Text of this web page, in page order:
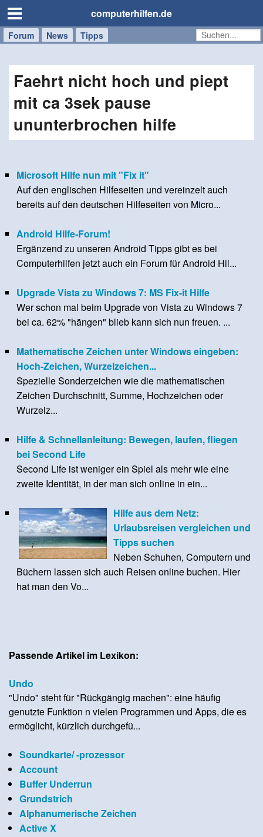
computerhilfen.de
Forum News Tipps
Handy
Windows
Mac
Faehrt nicht hoch und piept
mit ca 3sek pause
ununterbrochen hilfe
Microsoft Hilfe nun mit "Fix it"
Auf den englischen Hilfeseiten und vereinzelt auch
bereits auf den deutschen Hilfeseiten von Micro...
Android Hilfe-Forum!
Ergänzend zu unseren Android Tipps gibt es bei
Computerhilfen jetzt auch ein Forum für Android Hil...
Upgrade Vista zu Windows 7: MS Fix-it Hilfe
Wer schon mal beim Upgrade von Vista zu Windows 7
bei ca. 62% "hängen" blieb kann sich nun freuen. ...
Mathematische Zeichen unter Windows eingeben:
Hoch-Zeichen, Wurzelzeichen...
Spezielle Sonderzeichen wie die mathematischen
Zeichen Durchschnitt, Summe, Hochzeichen oder
Wurzelz...
Hilfe & Schnellanleitung: Bewegen, laufen, fliegen
bei Second Life
Second Life ist weniger ein Spiel als mehr wie eine
zweite Identität, in der man sich online in ein...
Hilfe aus dem Netz:
Urlaubsreisen vergleichen und
Tipps suchen
Neben Schuhen, Computern und
Büchern lassen sich auch Reisen online buchen. Hier
hat man den Vo...
Passende Artikel im Lexikon:
Undo
"Undo" steht für "Rückgängig machen": eine häufig
genutzte Funktion n vielen Programmen und Apps, die es
ermöglicht, kürzlich durchgefü...
Soundkarte/ -prozessor
Account
Buffer Underrun
Grundstrich
Alphanumerische Zeichen
Active X